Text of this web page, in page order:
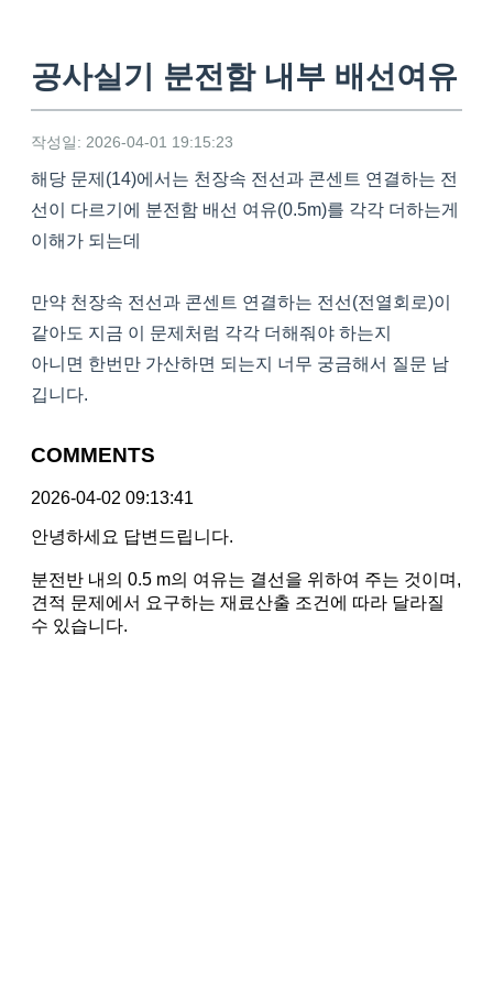
공사실기 분전함 내부 배선여유
작성일: 2026-04-01 19:15:23
해당 문제(14)에서는 천장속 전선과 콘센트 연결하는 전
선이 다르기에 분전함 배선 여유(0.5m)를 각각 더하는게
이해가 되는데
만약 천장속 전선과 콘센트 연결하는 전선(전열회로)이
같아도 지금 이 문제처럼 각각 더해줘야 하는지
아니면 한번만 가산하면 되는지 너무 궁금해서 질문 남
깁니다.
COMMENTS
2026-04-02 09:13:41
안녕하세요 답변드립니다.
분전반 내의 0.5 m의 여유는 결선을 위하여 주는 것이며,
견적 문제에서 요구하는 재료산출 조건에 따라 달라질
수 있습니다.